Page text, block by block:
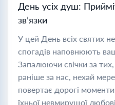
День усіх душ:
зв’язки
У цей День всіх святих
спогадів наповнюють
Запалюючи свічки за
раніше за нас, нехай
повертає дорогі моменти
їхньої невмирущої